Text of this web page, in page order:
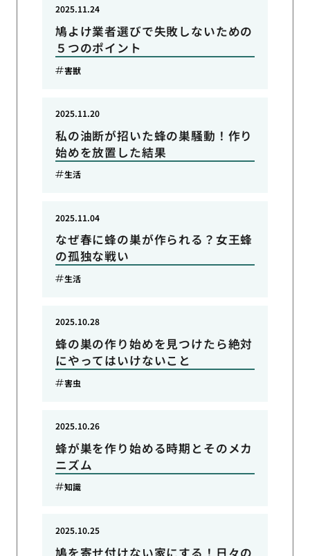
鳩よけ業者選びで失敗しないための
５つのポイント
2025.11.24
害獣
私の油断が招いた蜂の巣騒動！作り
始めを放置した結果
2025.11.20
生活
なぜ春に蜂の巣が作られる？女王蜂
の孤独な戦い
2025.11.04
生活
蜂の巣の作り始めを見つけたら絶対
にやってはいけないこと
2025.10.28
害虫
蜂が巣を作り始める時期とそのメカ
ニズム
2025.10.26
知識
鳩を寄せ付けない家にする！日々の
2025.10.25